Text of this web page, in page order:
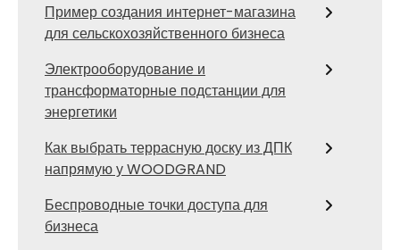
Пример создания интернет-магазина
для сельскохозяйственного бизнеса
Электрооборудование и
трансформаторные подстанции для
энергетики
Как выбрать террасную доску из ДПК
напрямую у WOODGRAND
Беспроводные точки доступа для
бизнеса